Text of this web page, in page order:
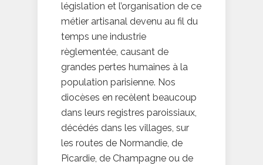
législation et l’organisation de ce
métier artisanal devenu au fil du
temps une industrie
règlementée, causant de
grandes pertes humaines à la
population parisienne. Nos
diocèses en recèlent beaucoup
dans leurs registres paroissiaux,
décédés dans les villages, sur
les routes de Normandie, de
Picardie, de Champagne ou de